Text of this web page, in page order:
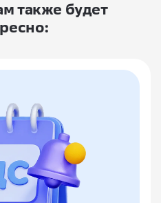
также будет